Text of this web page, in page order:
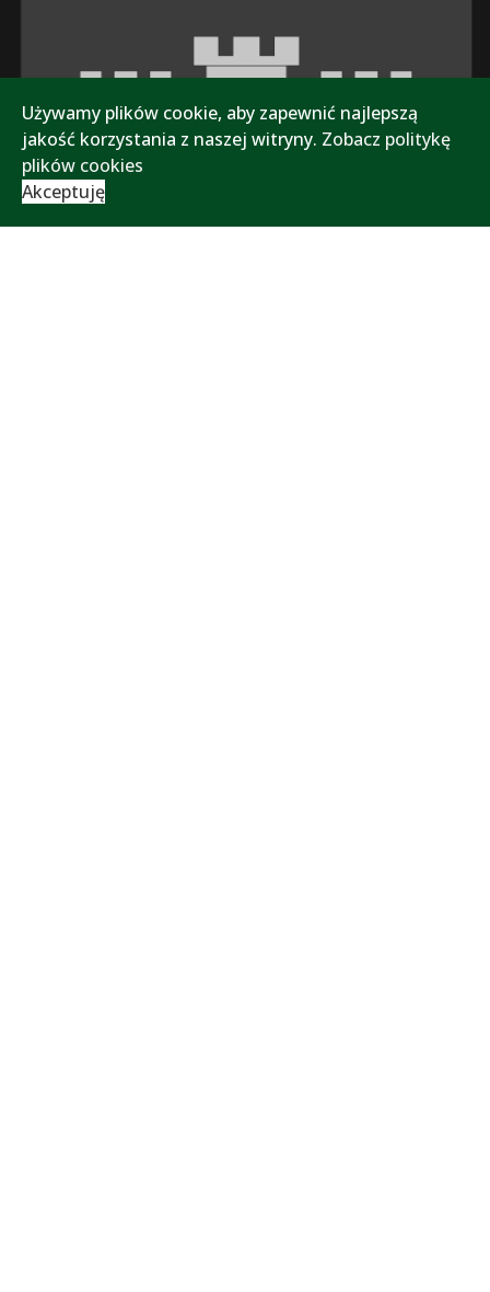
Używamy plików cookie, aby zapewnić najlepszą
jakość korzystania z naszej witryny. Zobacz politykę
plików cookies
Akceptuję